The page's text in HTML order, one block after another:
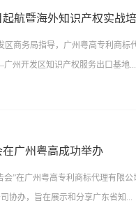
业高质量发展注入持久动力。广州
主办单位：广州知识产权保护中心
挑战与实务应对活动时间及地点时
（广州市天河区体育西路191号B塔
航暨海外知识产权实战
商务局指导，广州粤高专利商标
州开发区知识产权服务出口基地...
共同见证出口基地建设项目的启
助力企业出海自2022年获评全国
，累计引进40家国内外服务机构入
ASPEC）绿色服务通道，全区获
广州粤高成功举办
”在广州粤高专利商标代理有限
协办，旨在展示和分享广东省知...